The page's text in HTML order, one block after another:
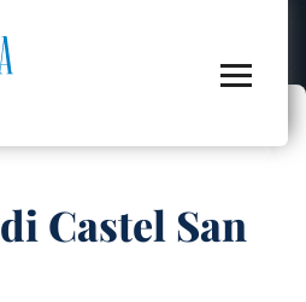
Castel San